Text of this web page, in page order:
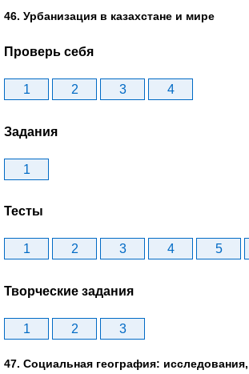
46. Урбанизация в казахстане и мире
Проверь себя
1 2 3 4
Задания
1
Тесты
1 2 3 4 5
Творческие задания
1 2 3
47. Социальная география: